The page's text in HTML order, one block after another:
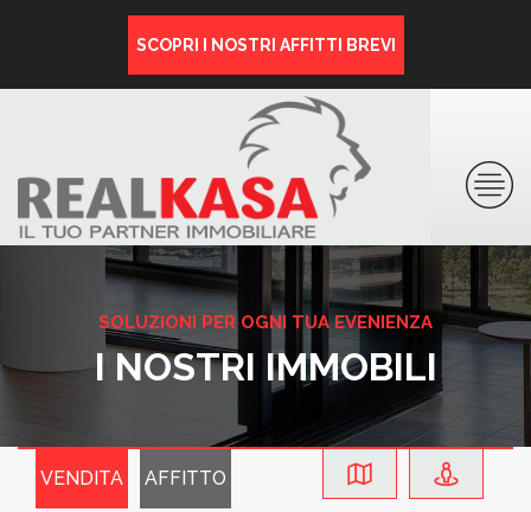
SCOPRI I NOSTRI AFFITTI BREVI
SOLUZIONI PER OGNI TUA EVENIENZA
I NOSTRI IMMOBILI
VENDITA AFFITTO